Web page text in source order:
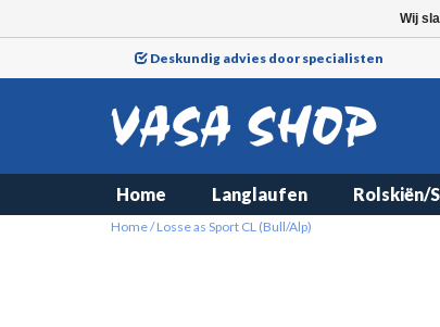
Deskundig advies door specialisten
Home Langlaufen Rolskiën/
Home/Losse as Sport CL (Bull/Alp)
Wij